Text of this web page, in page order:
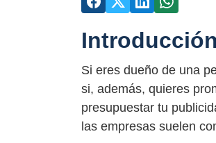
Introducción
Si eres dueño de una
si, además, quieres
presupuestar tu
las empresas suelen